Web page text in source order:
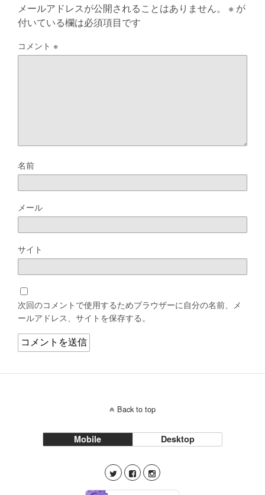
メールアドレスが公開されることはありません。 ※ が
付いている欄は必須項目です
コメント ※
名前
メール
サイト
次回のコメントで使用するためブラウザーに自分の名前、メ
ールアドレス、サイトを保存する。
Back to top
Mobile Desktop